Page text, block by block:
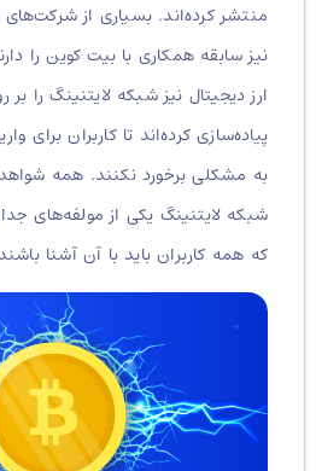
منتشر کرده‌اند. بسیاری از شرکت‌های بزرگ
نیز سابقه همکاری با بیت کوین را دارند.
ارز دیجیتال نیز شبکه لایتنینگ را بر روی
پیاده‌سازی کرده‌اند تا کاربران برای واریز
به مشکلی برخورد نکنند. همه شواهد
شبکه لایتنینگ یکی از مولفه‌های
که همه کاربران باید با آن آشنا باشند.